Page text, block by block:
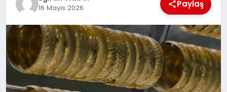
TEKNOLOJI
YAŞAM
16 Mayıs 2026 Paylaş